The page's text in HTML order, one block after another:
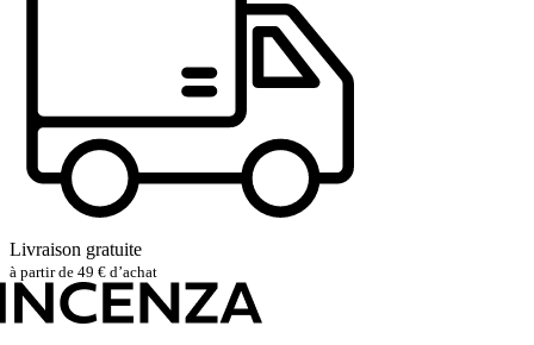
Livraison gratuite
à partir de 49 € d’achat